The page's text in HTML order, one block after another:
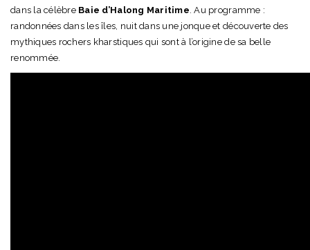
dans la célèbre Baie d’Halong Maritime . Au programme :
randonnées dans les îles, nuit dans une jonque et découverte des
mythiques rochers kharstiques qui sont à l’origine de sa belle
renommée.